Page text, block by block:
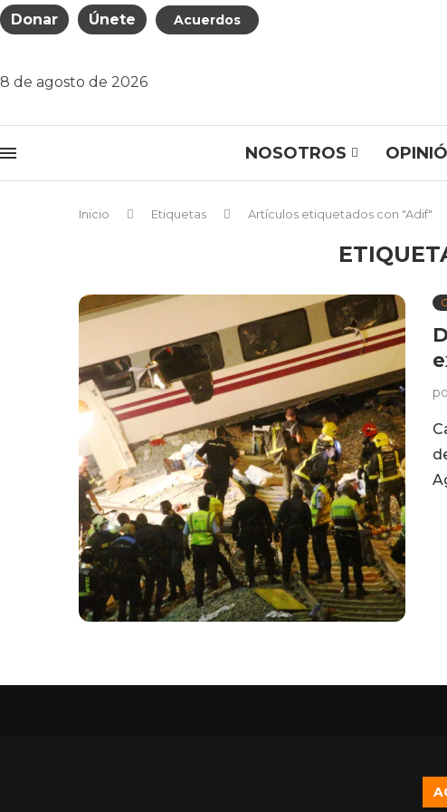
Donar Únete Acuerdos
8 de agosto de 2026
NOSOTROS
Inicio Etiquetas Artículos etiquetados con "Adif"